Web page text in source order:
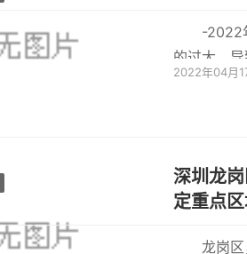
-2022
的过大，
第二天的工
2022年04月
深圳龙
定重点
龙岗